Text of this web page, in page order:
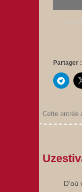
Partager :
Cette entrée